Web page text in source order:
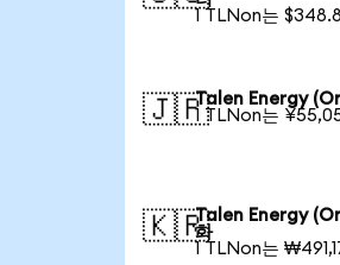
1 TLNon는
🇯🇵Talen Energy
1 TLNon는
🇰🇷Talen Energy
화
1 TLNon는